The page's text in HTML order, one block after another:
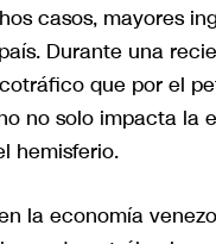
casos, mayores
Durante una
que por el
no solo impacta
hemisferio.
la economía